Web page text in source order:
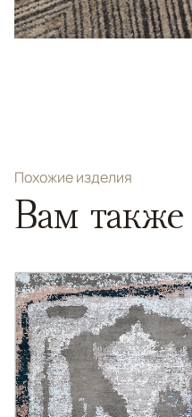
Похожие изделия
Вам